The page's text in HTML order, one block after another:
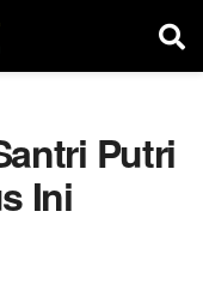
Putri
Ini